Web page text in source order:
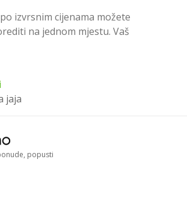
izvrsnim cijenama možete
na jednom mjestu. Vaš
jaja
popusti